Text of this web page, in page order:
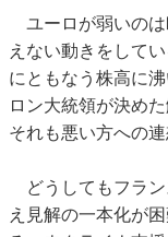
ユーロが弱いのは
えない動きをして
にともなう株高に
ロン大統領が決め
それも悪い方への
どうしてもフラン
え見解の一本化が